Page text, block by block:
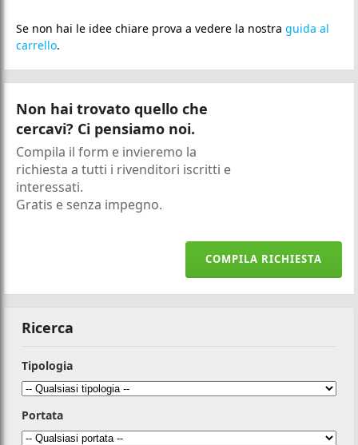
Se non hai le idee chiare prova a vedere la nostraguida al
carrello.
Non hai trovato quello che
cercavi? Ci pensiamo noi.
Compila il form e invieremo la
richiesta a tutti i rivenditori iscritti e
interessati.
Gratis e senza impegno.
COMPILA RICHIESTA
Ricerca
Tipologia
Portata